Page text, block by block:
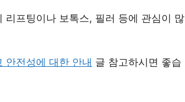
리프팅이나 보톡스, 필러 등에 관심이 많
안전성에 대한 안내 글 참고하시면 좋습